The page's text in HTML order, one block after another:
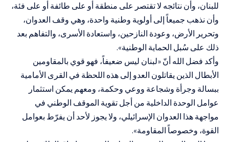
للبنان، وأن نتائجه لا تقتصر على منطقة أو على طائفة أو على فئة،
وأن نذهب جميعاً إلى أولوية وطنية واحدة، وهي وقف العدوان،
وتحرير الأرض، وعودة النازحين، واستعادة الأسرى، والتفاهم بعد
ذلك على سُبل الحماية الوطنية».
وأكد فضل الله أنّ «لبنان ليس ضعيفاً، فهو قوي بالمقاومين
الأبطال الذين يقاتلون العدو إلى هذه اللحظة في القرى الأمامية
ببسالة وجرأة وشجاعة ووعي وحكمة، ومعهم يمكن استثمار
عوامل الوحدة الداخلية من أجل تقوية الموقف الوطني في
مواجهة هذا العدوان الإسرائيلي، ولا يجوز لأحد أن يفرّط بعوامل
القوة، وخصوصاً المقاومة».